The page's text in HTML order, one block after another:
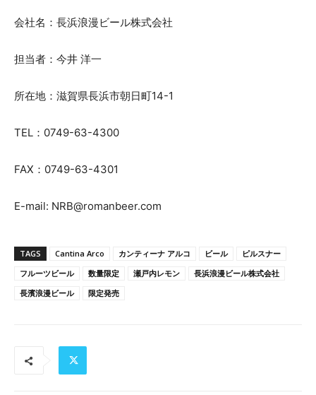
会社名：長浜浪漫ビール株式会社
担当者：今井 洋一
所在地：滋賀県長浜市朝日町14-1
TEL：0749-63-4300
FAX：0749-63-4301
E-mail: NRB@romanbeer.com
TAGS Cantina Arco カンティーナ アルコ ビール
ピルスナー
フルーツビール
数量限定 瀬戸内レモン
長浜浪漫ビール株式会社
長濱浪漫ビール
限定発売